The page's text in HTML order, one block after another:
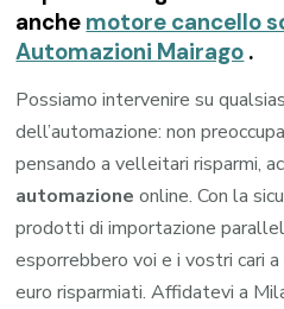
anche motore cancello
Automazioni Mairago .
Possiamo intervenire su
dell’automazione: non
pensando a velleitari risparmi,
automazione online. Con la
prodotti di importazione
esporrebbero voi e i vostri cari
euro risparmiati. Affidatevi a